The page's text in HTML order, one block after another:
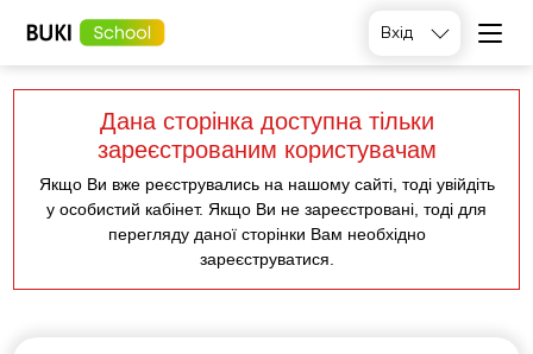
Вхід
Дана сторінка доступна тільки
зареєстрованим користувачам
Якщо Ви вже реєструвались на нашому сайті, тоді увійдіть
у особистий кабінет. Якщо Ви не зареєстровані, тоді для
перегляду даної сторінки Вам необхідно
зареєструватися.